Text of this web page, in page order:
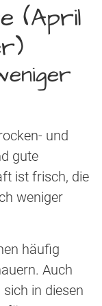
(April
und
gute
ist frisch, die
weniger
häufig
Auch
sich in diesen